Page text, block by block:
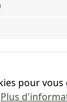
pour
Plus